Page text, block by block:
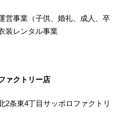
営事業（子供、婚礼、成人、卒
装レンタル事業
ァクトリー店
2条東4丁目サッポロファクトリ